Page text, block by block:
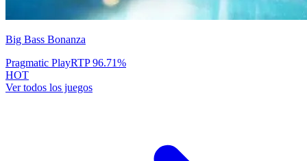
Big Bass Bonanza
Pragmatic PlayRTP96.71%
HOT
Ver todos los juegos